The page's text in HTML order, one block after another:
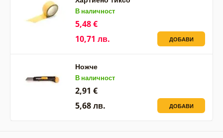
В наличност
5,48 €
10,71 лв.
ДОБАВИ
Ножче
В наличност
2,91 €
5,68 лв.
ДОБАВИ